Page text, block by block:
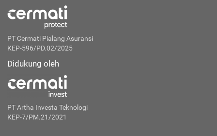
PT Cermati Pialang Asuransi
KEP-596/PD.02/2025
Didukung oleh
PT Artha Investa Teknologi
KEP-7/PM.21/2021